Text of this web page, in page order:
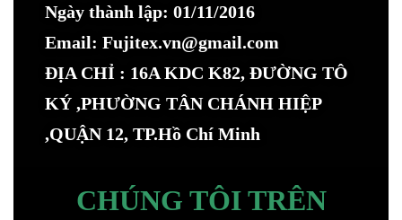
Ngày thành lập: 01/11/2016
Email: Fujitex.vn@gmail.com
ĐỊA CHỈ : 16A KDC K82, ĐƯỜNG TÔ
KÝ ,PHƯỜNG TÂN CHÁNH HIỆP
,QUẬN 12, TP.Hồ Chí Minh
CHÚNG TÔI TRÊN